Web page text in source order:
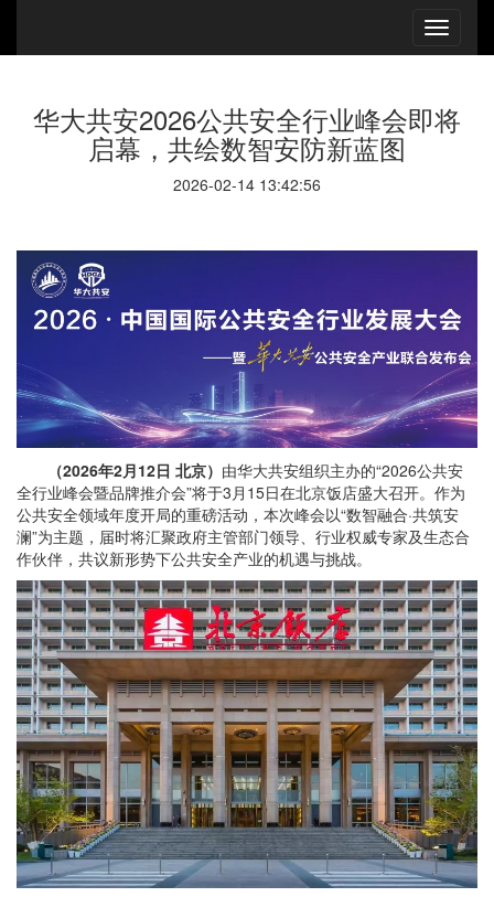
华大共安2026公共安全行业峰会即将
启幕，共绘数智安防新蓝图
2026-02-14 13:42:56
（2026年2月12日 北京） 由华大共安组织主办的“2026公共安
全行业峰会暨品牌推介会”将于3月15日在北京饭店盛大召开。作为
公共安全领域年度开局的重磅活动，本次峰会以“数智融合·共筑安
澜”为主题，届时将汇聚政府主管部门领导、行业权威专家及生态合
作伙伴，共议新形势下公共安全产业的机遇与挑战。